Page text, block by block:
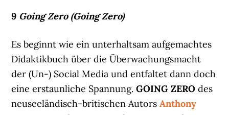
9 Going Zero (Going Zero)
Es beginnt wie ein unterhaltsam aufgemachtes
Didaktikbuch über die Überwachungsmacht
der (Un-) Social Media und entfaltet dann doch
eine erstaunliche Spannung.GOING ZEROdes
neuseeländisch-britischen AutorsAnthony